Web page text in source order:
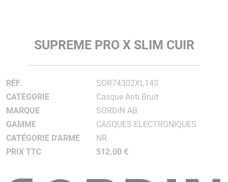
SUPREME PRO X SLIM CUIR
RÉF.
SOR74302XL14S
CATÉGORIE
Casque Anti Bruit
MARQUE
SORDIN AB
GAMME
CASQUES ELECTRONIQUES
CATÉGORIE D'ARME
NR
PRIX TTC
512.00 €